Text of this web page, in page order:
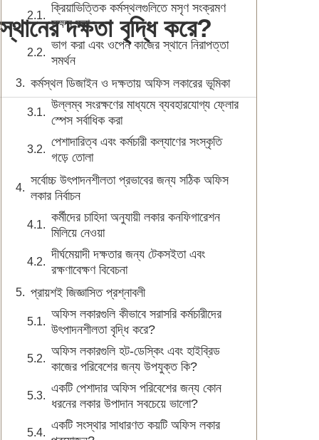
দক্ষতা বৃদ্ধি করে?
ক্রিয়াভিত্তিক কর্মস্থলগুলিতে মসৃণ সংক্রমণ
সক্ষম করা
ভাগ করা এবং ওপেন কাজের স্থানে নিরাপত্তা
সমর্থন
কর্মস্থল ডিজাইন ও দক্ষতায় অফিস লকারের ভূমিকা
উল্লম্ব সংরক্ষণের মাধ্যমে ব্যবহারযোগ্য ফ্লোর
স্পেস সর্বাধিক করা
পেশাদারিত্ব এবং কর্মচারী কল্যাণের সংস্কৃতি
গড়ে তোলা
সর্বোচ্চ উৎপাদনশীলতা প্রভাবের জন্য সঠিক অফিস
লকার নির্বাচন
কর্মীদের চাহিদা অনুযায়ী লকার কনফিগারেশন
মিলিয়ে নেওয়া
দীর্ঘমেয়াদী দক্ষতার জন্য টেকসইতা এবং
রক্ষণাবেক্ষণ বিবেচনা
প্রায়শই জিজ্ঞাসিত প্রশ্নাবলী
অফিস লকারগুলি কীভাবে সরাসরি কর্মচারীদের
উৎপাদনশীলতা বৃদ্ধি করে?
অফিস লকারগুলি হট-ডেস্কিং এবং হাইব্রিড
কাজের পরিবেশের জন্য উপযুক্ত কি?
একটি পেশাদার অফিস পরিবেশের জন্য কোন
ধরনের লকার উপাদান সবচেয়ে ভালো?
একটি সংস্থার সাধারণত কয়টি অফিস লকার